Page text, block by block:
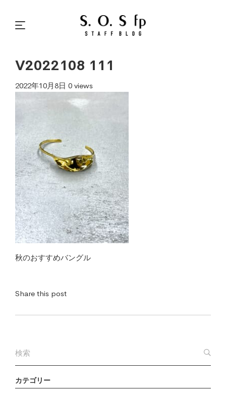
カテゴリー
V2022108 111
2022年10月8日 0 views
秋のおすすめバングル
Share this post